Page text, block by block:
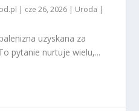
| cze 26, 2026 | Uroda |
uzyskana za
pytanie nurtuje wielu,...